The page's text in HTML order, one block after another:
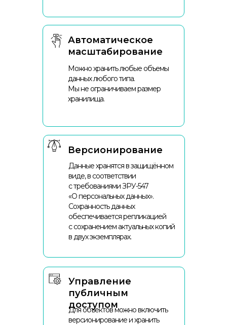
Можно хранить любые объемы
данных любого типа.
Мы не ограничиваем размер
хранилища.
Автоматическое
масштабирование
Для объектов можно включить
версионирование и хранить
Данные хранятся в защищённом
виде, в соответствии
с требованиями ЗРУ-547
«О персональных данных».
Сохранность данных
обеспечивается репликацией
с сохранением актуальных копий
в двух экземплярах.
Версионирование
Управление
публичным
доступом